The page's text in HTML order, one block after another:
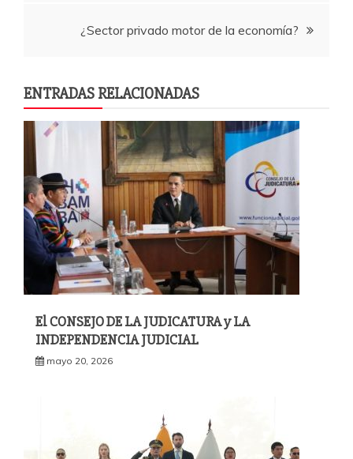
¿Sector privado motor de la economía?
ENTRADAS RELACIONADAS
El CONSEJO DE LA JUDICATURA y LA
INDEPENDENCIA JUDICIAL
mayo 20, 2026